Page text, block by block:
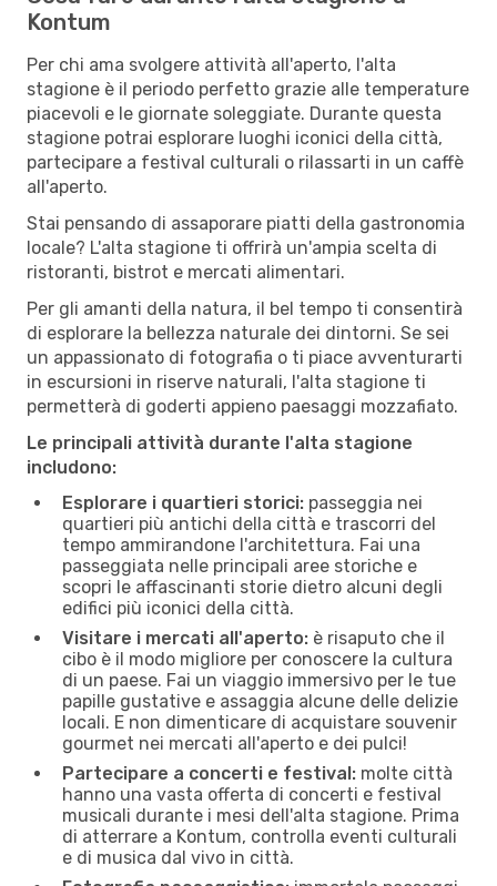
Kontum
Per chi ama svolgere attività all'aperto, l'alta
stagione è il periodo perfetto grazie alle temperature
piacevoli e le giornate soleggiate. Durante questa
stagione potrai esplorare luoghi iconici della città,
partecipare a festival culturali o rilassarti in un caffè
all'aperto.
Stai pensando di assaporare piatti della gastronomia
locale? L'alta stagione ti offrirà un'ampia scelta di
ristoranti, bistrot e mercati alimentari.
Per gli amanti della natura, il bel tempo ti consentirà
di esplorare la bellezza naturale dei dintorni. Se sei
un appassionato di fotografia o ti piace avventurarti
in escursioni in riserve naturali, l'alta stagione ti
permetterà di goderti appieno paesaggi mozzafiato.
Le principali attività durante l'alta stagione
includono:
Esplorare i quartieri storici: passeggia nei
quartieri più antichi della città e trascorri del
tempo ammirandone l'architettura. Fai una
passeggiata nelle principali aree storiche e
scopri le affascinanti storie dietro alcuni degli
edifici più iconici della città.
Visitare i mercati all'aperto: è risaputo che il
cibo è il modo migliore per conoscere la cultura
di un paese. Fai un viaggio immersivo per le tue
papille gustative e assaggia alcune delle delizie
locali. E non dimenticare di acquistare souvenir
gourmet nei mercati all'aperto e dei pulci!
Partecipare a concerti e festival: molte città
hanno una vasta offerta di concerti e festival
musicali durante i mesi dell'alta stagione. Prima
di atterrare a Kontum, controlla eventi culturali
e di musica dal vivo in città.